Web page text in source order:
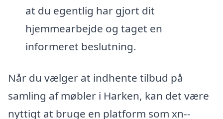
at du egentlig har gjort dit
hjemmearbejde og taget en
informeret beslutning.
Når du vælger at indhente tilbud på
samling af møbler i Harken, kan det være
nyttigt at bruge en platform som xn--